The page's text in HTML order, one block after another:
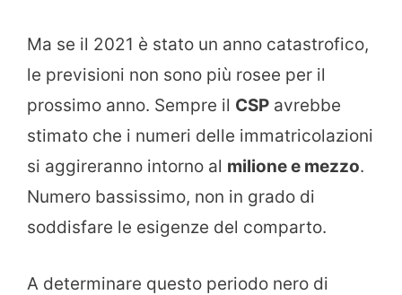
Ma se il 2021 è stato un anno catastrofico,
le previsioni non sono più rosee per il
prossimo anno. Sempre il CSP avrebbe
stimato che i numeri delle immatricolazioni
si aggireranno intorno al milione e mezzo.
Numero bassissimo, non in grado di
soddisfare le esigenze del comparto.
A determinare questo periodo nero di